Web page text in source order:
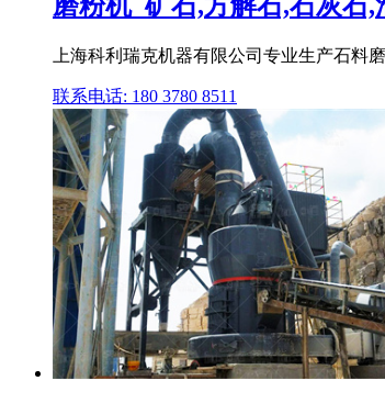
上海科利瑞克机器有限公司专业生产石料
联系电话: 180 3780 8511